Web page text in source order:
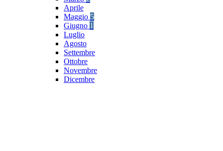
Aprile
Maggio 5
Giugno 1
Luglio
Agosto
Settembre
Ottobre
Novembre
Dicembre